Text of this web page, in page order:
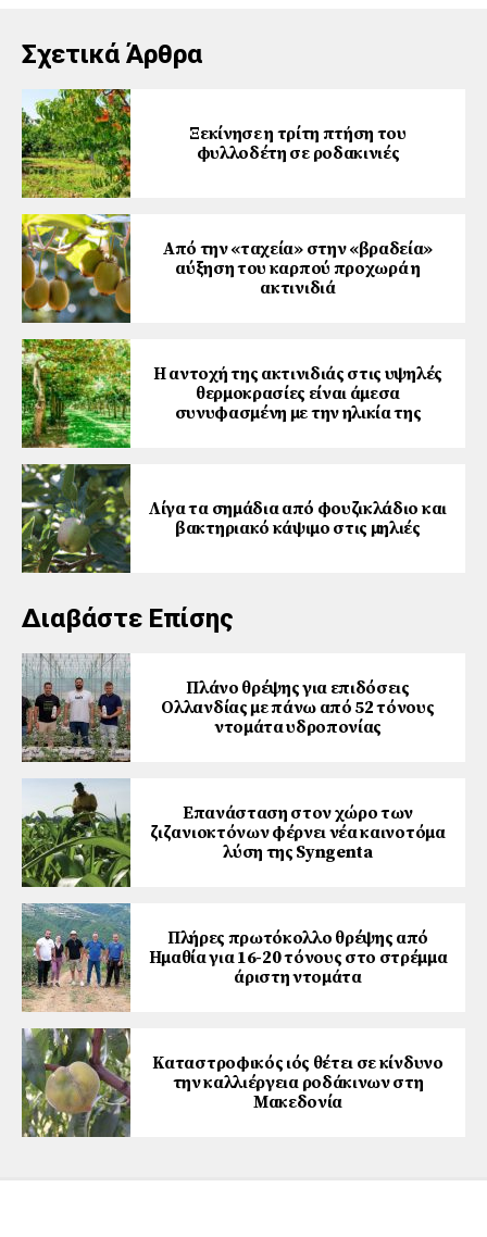
Σχετικά Άρθρα
Ξεκίνησε η τρίτη πτήση του
φυλλοδέτη σε ροδακινιές
Από την «ταχεία» στην «βραδεία»
αύξηση του καρπού προχωρά η
ακτινιδιά
Η αντοχή της ακτινιδιάς στις υψηλές
θερμοκρασίες είναι άμεσα
συνυφασμένη με την ηλικία της
Λίγα τα σημάδια από φουζικλάδιο και
βακτηριακό κάψιμο στις μηλιές
Διαβάστε Επίσης
Πλάνο θρέψης για επιδόσεις
Ολλανδίας με πάνω από 52 τόνους
ντομάτα υδροπονίας
Επανάσταση στον χώρο των
ζιζανιοκτόνων φέρνει νέα καινοτόμα
λύση της Syngenta
Πλήρες πρωτόκολλο θρέψης από
Ημαθία για 16-20 τόνους στο στρέμμα
άριστη ντομάτα
Καταστροφικός ιός θέτει σε κίνδυνο
την καλλιέργεια ροδάκινων στη
Μακεδονία